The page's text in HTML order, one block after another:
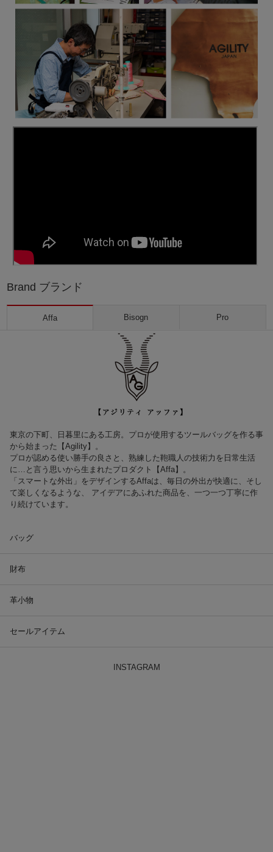
Brand ブランド
Affa Bisogn Pro
東京の下町、日暮里にある工房。プロが使用するツールバッグを作る事
から始まった【Agility】。
プロが認める使い勝手の良さと、熟練した鞄職人の技術力を日常生活
に…と言う思いから生まれたプロダクト【Affa】。
「スマートな外出」をデザインするAffaは、毎日の外出が快適に、そし
て楽しくなるような、 アイデアにあふれた商品を、一つ一つ丁寧に作
り続けています。
バッグ
財布
革小物
セールアイテム
INSTAGRAM